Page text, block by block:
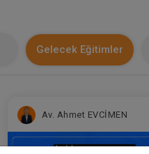
Gelecek Eğitimler
Av. Ahmet EVCİMEN